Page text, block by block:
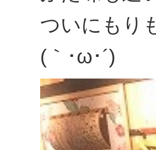
ついにもり
(｀･ω･´)